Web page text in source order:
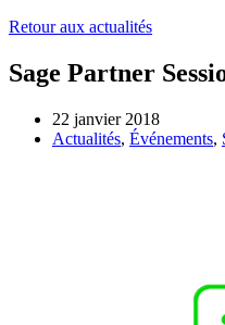
Retour aux actualités
Sage Partner
22 janvier 2018
Actualités, Événements,